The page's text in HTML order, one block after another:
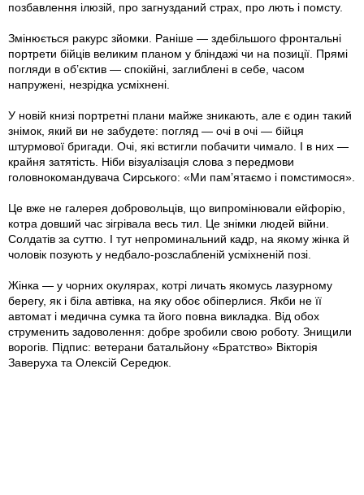
позбавлення ілюзій, про загнузданий страх, про лють і помсту.
Змінюється ракурс зйомки. Раніше — здебільшого фронтальні
портрети бійців великим планом у бліндажі чи на позиції. Прямі
погляди в об’єктив — спокійні, заглиблені в себе, часом
напружені, незрідка усміхнені.
У новій книзі портретні плани майже зникають, але є один такий
знімок, який ви не забудете: погляд — очі в очі — бійця
штурмової бригади. Очі, які встигли побачити чимало. І в них —
крайня затятість. Ніби візуалізація слова з передмови
головнокомандувача Сирського: «Ми пам’ятаємо і помстимося».
Це вже не галерея добровольців, що випромінювали ейфорію,
котра довший час зігрівала весь тил. Це знімки людей війни.
Солдатів за суттю. І тут непроминальний кадр, на якому жінка й
чоловік позують у недбало-розслабленій усміхненій позі.
Жінка — у чорних окулярах, котрі личать якомусь лазурному
берегу, як і біла автівка, на яку обоє обіперлися. Якби не її
автомат і медична сумка та його повна викладка. Від обох
струменить задоволення: добре зробили свою роботу. Знищили
ворогів. Підпис: ветерани батальйону «Братство» Вікторія
Заверуха та Олексій Середюк.